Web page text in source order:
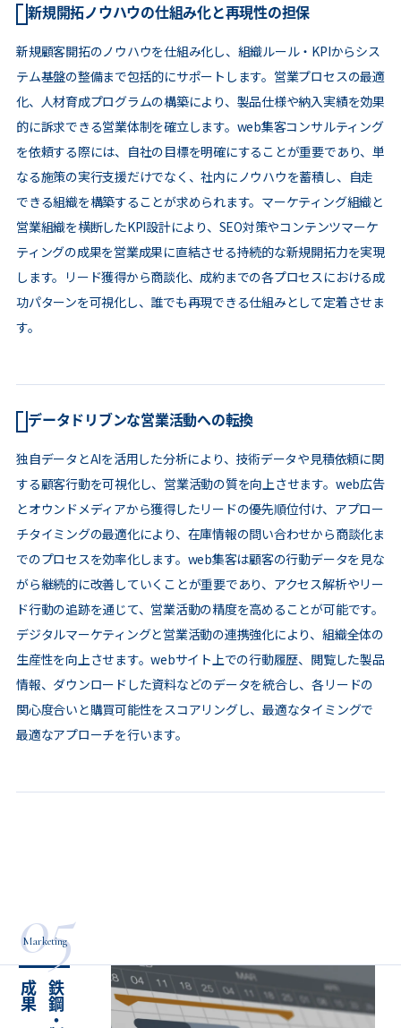
新規開拓ノウハウの仕組み化と再現性の担保
新規顧客開拓のノウハウを仕組み化し、組織ルール・KPIからシス
テム基盤の整備まで包括的にサポートします。営業プロセスの最適
化、人材育成プログラムの構築により、製品仕様や納入実績を効果
的に訴求できる営業体制を確立します。web集客コンサルティング
を依頼する際には、自社の目標を明確にすることが重要であり、単
なる施策の実行支援だけでなく、社内にノウハウを蓄積し、自走
できる組織を構築することが求められます。マーケティング組織と
営業組織を横断したKPI設計により、SEO対策やコンテンツマーケ
ティングの成果を営業成果に直結させる持続的な新規開拓力を実現
します。リード獲得から商談化、成約までの各プロセスにおける成
功パターンを可視化し、誰でも再現できる仕組みとして定着させま
す。
データドリブンな営業活動への転換
独自データとAIを活用した分析により、技術データや見積依頼に関
する顧客行動を可視化し、営業活動の質を向上させます。web広告
とオウンドメディアから獲得したリードの優先順位付け、アプロー
チタイミングの最適化により、在庫情報の問い合わせから商談化ま
でのプロセスを効率化します。web集客は顧客の行動データを見な
がら継続的に改善していくことが重要であり、アクセス解析やリー
ド行動の追跡を通じて、営業活動の精度を高めることが可能です。
デジタルマーケティングと営業活動の連携強化により、組織全体の
生産性を向上させます。webサイト上での行動履歴、閲覧した製品
情報、ダウンロードした資料などのデータを統合し、各リードの
関心度合いと購買可能性をスコアリングし、最適なタイミングで
最適なアプローチを行います。
05
Marketing
果